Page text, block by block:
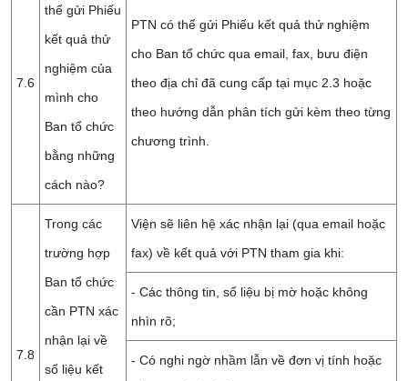
7.6
thể gửi Phiếu
kết quả thử
nghiệm của
mình cho
Ban tổ chức
bằng những
cách nào?
PTN có thể gửi Phiếu kết quả thử nghiệm
cho Ban tổ chức qua email, fax, bưu điện
theo địa chỉ đã cung cấp tại mục 2.3 hoặc
theo hướng dẫn phân tích gửi kèm theo từng
chương trình.
7.8
Trong các
trường hợp
Ban tổ chức
cần PTN xác
nhận lại về
số liệu kết
Viện sẽ liên hệ xác nhận lại (qua email hoặc
fax) về kết quả với PTN tham gia khi:
- Các thông tin, số liệu bị mờ hoặc không
nhìn rõ;
- Có nghi ngờ nhầm lẫn về đơn vị tính hoặc